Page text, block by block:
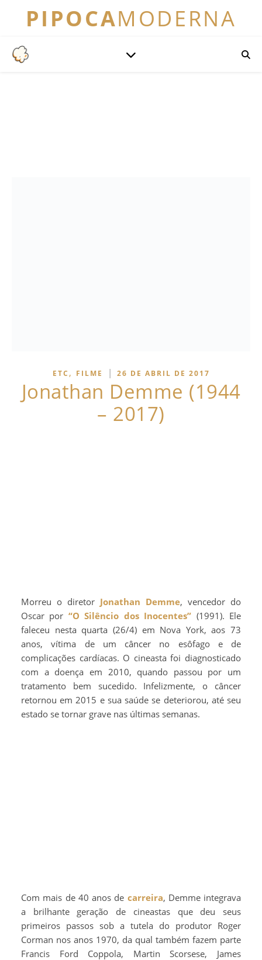
PIPOCAMODERNA
ETC , FILME | 26 DE ABRIL DE 2017
Jonathan Demme (1944
– 2017)
Morreu o diretor Jonathan Demme, vencedor do
Oscar por “O Silêncio dos Inocentes” (1991). Ele
faleceu nesta quarta (26/4) em Nova York, aos 73
anos, vítima de um câncer no esôfago e de
complicações cardíacas. O cineasta foi diagnosticado
com a doença em 2010, quando passou por um
tratamento bem sucedido. Infelizmente, o câncer
retornou em 2015 e sua saúde se deteriorou, até seu
estado se tornar grave nas últimas semanas.
Com mais de 40 anos de carreira, Demme integrava
a brilhante geração de cineastas que deu seus
primeiros passos sob a tutela do produtor Roger
Corman nos anos 1970, da qual também fazem parte
Francis Ford Coppola, Martin Scorsese, James